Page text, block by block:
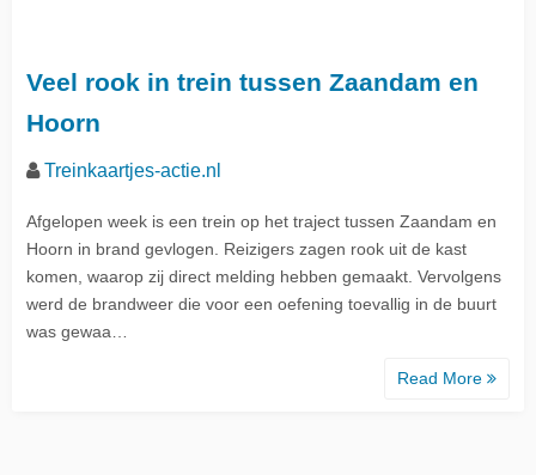
Veel rook in trein tussen Zaandam en
Hoorn
Treinkaartjes-actie.nl
Afgelopen week is een trein op het traject tussen Zaandam en
Hoorn in brand gevlogen. Reizigers zagen rook uit de kast
komen, waarop zij direct melding hebben gemaakt. Vervolgens
werd de brandweer die voor een oefening toevallig in de buurt
was gewaa…
Read More